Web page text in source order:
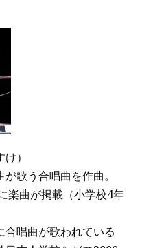
）
歌う合唱曲を作曲。
楽曲が掲載（小学校4年
唱曲が歌われている